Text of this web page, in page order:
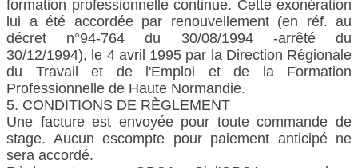
formation professionnelle continue. Cette exonération
lui a été accordée par renouvellement (en réf. au
décret n°94-764 du 30/08/1994 -arrêté du
30/12/1994), le 4 avril 1995 par la Direction Régionale
du Travail et de l'Emploi et de la Formation
Professionnelle de Haute Normandie.
5. CONDITIONS DE RÈGLEMENT
Une facture est envoyée pour toute commande de
stage. Aucun escompte pour paiement anticipé ne
sera accordé.